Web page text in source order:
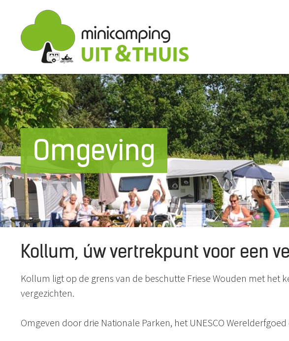
Omgeving
Kollum, úw vertrekpunt voor een
Kollum ligt op de grens van de beschutte Friese Wouden met
vergezichten.
Omgeven door drie Nationale Parken, het UNESCO